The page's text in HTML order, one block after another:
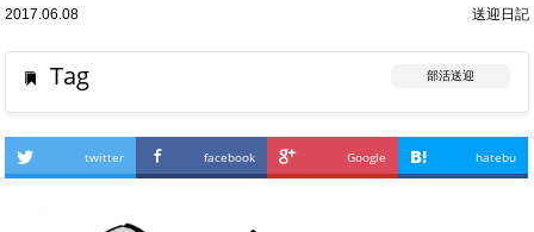
2017.06.08 送迎日記
Tag 部活送迎
twitter facebook Google hatebu